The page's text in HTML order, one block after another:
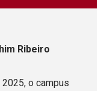
Ribeiro
o campus